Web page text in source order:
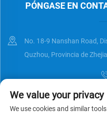
PÓNGASE EN
No. 18-9 Nanshan Road,
Quzhou, Provincia de
We value your privacy
We use cookies and similar